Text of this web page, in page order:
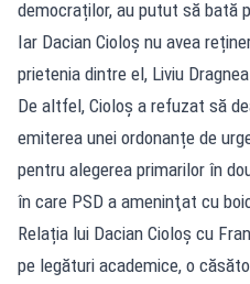
democraților, au putut să bată
Iar Dacian Cioloș nu avea
prietenia dintre el, Liviu
De altfel, Cioloş a refuzat să
emiterea unei ordonanțe de
pentru alegerea primarilor în
în care PSD a ameninţat cu
Relația lui Dacian Cioloș cu
pe legături academice, o